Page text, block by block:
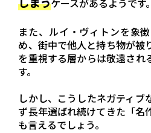
ケースがあるようです。
また、ルイ・ヴィトンを象
め、街中で他人と持ち物が被
を重視する層からは敬遠され
す。
しかし、こうしたネガティ
ず長年選ばれ続けてきた「名
も言えるでしょう。